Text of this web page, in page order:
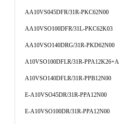
AA10VS045DFR/31R-PKC62N00
AA10VSO100DFR/31L-PKC62K03
AA10VSO140DRG/31R-PKD62N00
A10VSO100DFLR/31R-
A10VSO140DFLR/31R-PPB12N00
E-A10VSO45DR/31R-PPA12N00
E-A10VSO100DR/31R-PPA12N00